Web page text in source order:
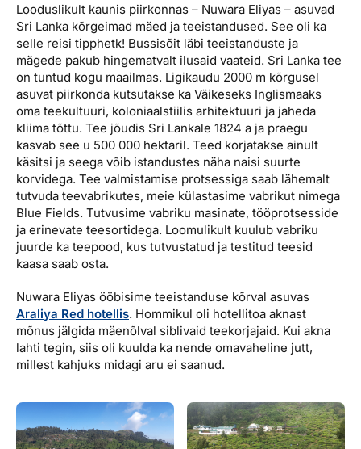
Looduslikult kaunis piirkonnas – Nuwara Eliyas – asuvad
Sri Lanka kõrgeimad mäed ja teeistandused. See oli ka
selle reisi tipphetk! Bussisõit läbi teeistanduste ja
mägede pakub hingematvalt ilusaid vaateid. Sri Lanka tee
on tuntud kogu maailmas. Ligikaudu 2000 m kõrgusel
asuvat piirkonda kutsutakse ka Väikeseks Inglismaaks
oma teekultuuri, koloniaalstiilis arhitektuuri ja jaheda
kliima tõttu. Tee jõudis Sri Lankale 1824 a ja praegu
kasvab see u 500 000 hektaril. Teed korjatakse ainult
käsitsi ja seega võib istandustes näha naisi suurte
korvidega. Tee valmistamise protsessiga saab lähemalt
tutvuda teevabrikutes, meie külastasime vabrikut nimega
Blue Fields. Tutvusime vabriku masinate, tööprotsesside
ja erinevate teesortidega. Loomulikult kuulub vabriku
juurde ka teepood, kus tutvustatud ja testitud teesid
kaasa saab osta.
Nuwara Eliyas ööbisime teeistanduse kõrval asuvas
Araliya Red hotellis. Hommikul oli hotellitoa aknast
mõnus jälgida mäenõlval siblivaid teekorjajaid. Kui akna
lahti tegin, siis oli kuulda ka nende omavaheline jutt,
millest kahjuks midagi aru ei saanud.